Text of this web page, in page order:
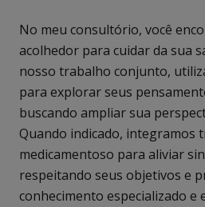
No meu consultório, você
acolhedor para cuidar da sua
nosso trabalho conjunto,
para explorar seus
buscando ampliar sua
Quando indicado, integramos
medicamentoso para aliviar
respeitando seus objetivos e
conhecimento especializado e